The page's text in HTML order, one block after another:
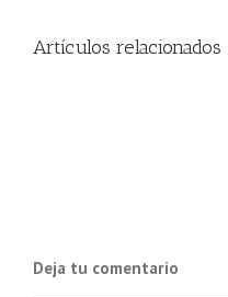
Artículos relacionados
Deja tu comentario